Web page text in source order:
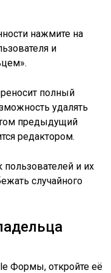
нажмите на
и
полный
удалять
предыдущий
редактором.
пользователей и их
случайного
Формы, откройте её